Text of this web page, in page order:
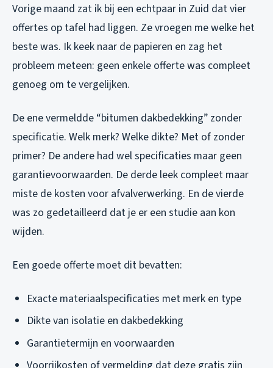
Vorige maand zat ik bij een echtpaar in Zuid dat vier
offertes op tafel had liggen. Ze vroegen me welke het
beste was. Ik keek naar de papieren en zag het
probleem meteen: geen enkele offerte was compleet
genoeg om te vergelijken.
De ene vermeldde “bitumen dakbedekking” zonder
specificatie. Welk merk? Welke dikte? Met of zonder
primer? De andere had wel specificaties maar geen
garantievoorwaarden. De derde leek compleet maar
miste de kosten voor afvalverwerking. En de vierde
was zo gedetailleerd dat je er een studie aan kon
wijden.
Een goede offerte moet dit bevatten:
Exacte materiaalspecificaties met merk en type
Dikte van isolatie en dakbedekking
Garantietermijn en voorwaarden